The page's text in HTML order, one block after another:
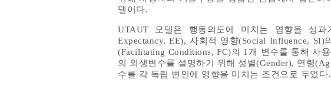
델이다.
UTAUT 모델은 행동의도에 미치는 영향을 성과
Expectancy, EE), 사회적 영향(Social Influence,
(Facilitating Conditions, FC)의 1개 변수를 통해 사
의 외생변수를 설명하기 위해 성별(Gender), 연령
수를 각 독립 변인에 영향을 미치는 조건으로 두었다.